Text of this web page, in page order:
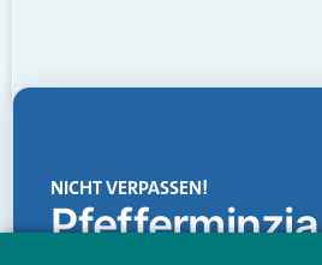
NICHT VERPASSEN!